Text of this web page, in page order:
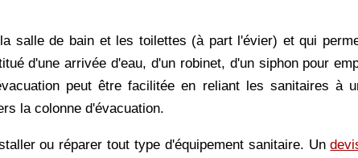
salle de bain et les toilettes (à part l'évier) et qui
d'une arrivée d'eau, d'un robinet, d'un siphon pour
peut être facilitée en reliant les sanitaires à
la colonne d'évacuation.
ou réparer tout type d'équipement sanitaire. Un